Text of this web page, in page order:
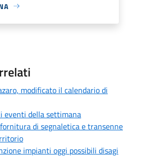
modificato il calendario di
eventi della settimana
di segnaletica e transenne
impianti oggi possibili disagi